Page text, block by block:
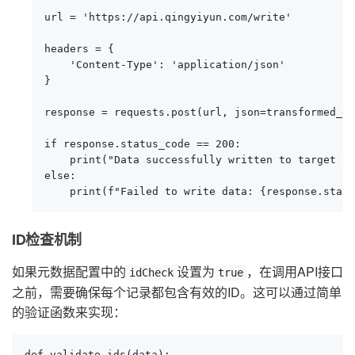
url = 'https://api.qingyiyun.com/write'
headers = {
    'Content-Type': 'application/json'
}
response = requests.post(url,
if response.status_code == 200:
print("Data successfully written to target
else:
print(f"Failed to write data:
ID检查机制
如果元数据配置中的 idCheck 设置为 true ，在调用API接口
之前，需要确保每个记录都包含有效的ID。这可以通过简单
的验证函数来实现：